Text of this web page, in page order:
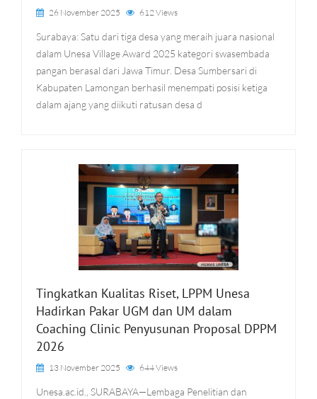
26 November 2025 612 Views
Surabaya: Satu dari tiga desa yang meraih juara nasional
dalam Unesa Village Award 2025 kategori swasembada
pangan berasal dari Jawa Timur. Desa Sumbersari di
Kabupaten Lamongan berhasil menempati posisi ketiga
dalam ajang yang diikuti ratusan desa d
Tingkatkan Kualitas Riset, LPPM Unesa
Hadirkan Pakar UGM dan UM dalam
Coaching Clinic Penyusunan Proposal DPPM
2026
13 November 2025 644 Views
Unesa.ac.id., SURABAYA—Lembaga Penelitian dan